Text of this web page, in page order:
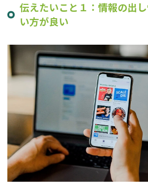
伝えたいこと１： 情報の出
い方が良い